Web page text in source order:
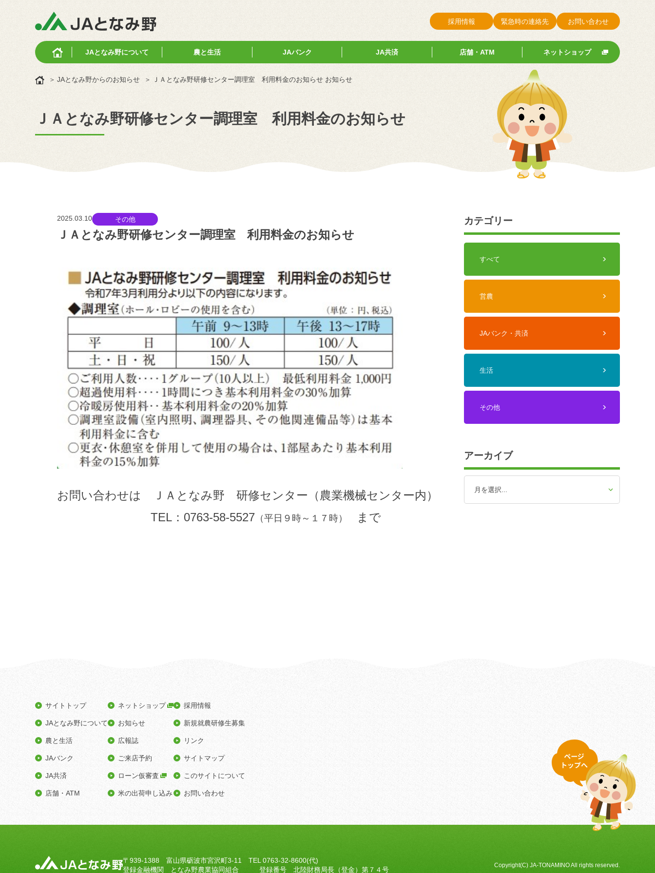
採用情報 緊急時の連絡先 お問い合わせ
JAとなみ野について 農と生活 JAバンク JA共済 店舗・ATM ネットショップ
JAとなみ野からのお知らせ ＪＡとなみ野研修センター調理室 利用料金のお知らせ お知らせ
ＪＡとなみ野研修センター調理室 利用料金のお知らせ
2025.03.10 その他
ＪＡとなみ野研修センター調理室 利用料金のお知らせ
お問い合わせは ＪＡとなみ野 研修センター（農業機械センター内）
TEL：0763-58-5527 （平日９時～１７時） まで
カテゴリー
すべて
営農
JAバンク・共済
生活
その他
アーカイブ
サイトトップ
JAとなみ野について
農と生活
JAバンク
JA共済
店舗・ATM
ネットショップ
お知らせ
広報誌
ご来店予約
ローン仮審査
米の出荷申し込み
採用情報
新規就農研修生募集
リンク
サイトマップ
このサイトについて
お問い合わせ
〒939-1388 富山県砺波市宮沢町3-11 TEL 0763-32-8600(代)
登録金融機関 となみ野農業協同組合 登録番号 北陸財務局長（登金）第７４号
Copyright(C) JA-TONAMINO All rights reserved.